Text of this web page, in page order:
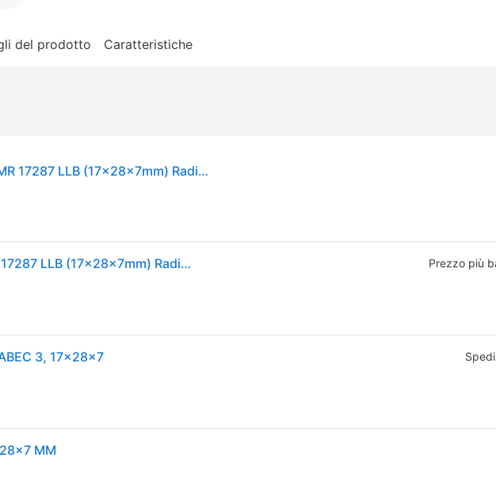
del prodotto Caratteristiche
Enduro Cuscinetto mozzo BB MR 17287 LLB (17x28x7mm) Radiale ABEC-3 (C3)
Enduro Cuscinetto mozzo BB MR 17287 LLB (17x28x7mm) Radiale ABEC-3 (C3) Prezzo più
3, 17x28x7
MM